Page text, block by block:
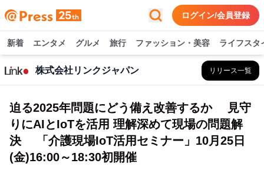
ログイン/会員登録
新着 エンタメ グルメ 旅行 ファッション・美容 ライフスタ
株式会社リンクジャパン リリース一覧
迫る2025年問題にどう備え改善するか 見守
りにAIとIoTを活用 理解深めて現場の問題解
決 「介護現場IoT活用セミナー」10月25日
(金)16:00～18:30初開催